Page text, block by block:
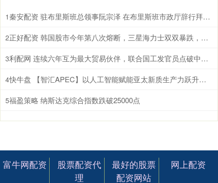
1 秦安配资 驻布里斯班总领事阮宗泽 在布里斯班市政厅辞行拜会市长施林纳。施林纳市
2 正好配资 韩国股市今年第八次熔断，三星海力士双双暴跌，AI泡沫开始破了？ 根据
3 利配网 连续六年互为最大贸易伙伴，联合国工发官员点破中国东盟合作密码 据新华
4 快牛盘 【智汇APEC】以人工智能赋能亚太新质生产力跃升和包容性增长
5福盈策略 纳斯达克综合指数跌破25000点
富牛网配资
股票配资代
理
最好的股票
配资网站
网上配资